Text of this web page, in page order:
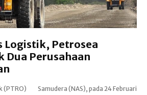
Logistik, Petrosea
Dua Perusahaan
(PTRO)
Februari